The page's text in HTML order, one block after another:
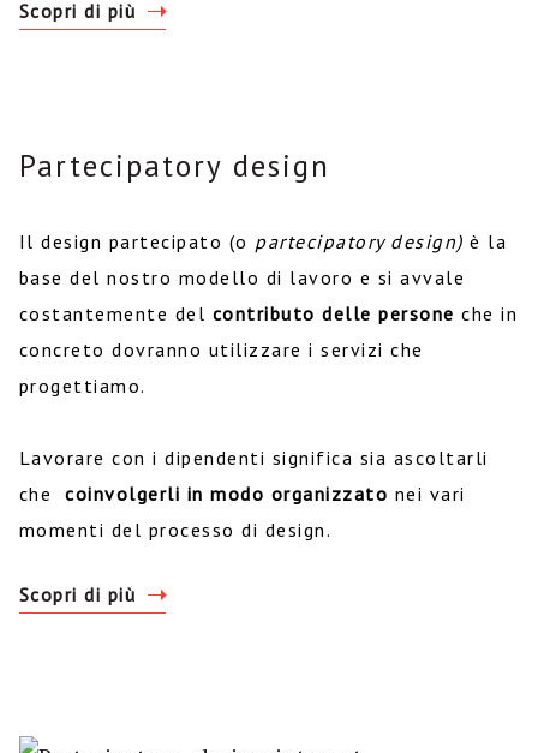
Scopri di più
Partecipatory design
Il design partecipato (o partecipatory design)è la
base del nostro modello di lavoro e si avvale
costantemente del contributo delle persone che in
concreto dovranno utilizzare i servizi che
progettiamo.
Lavorare con i dipendenti significa sia ascoltarli
checoinvolgerli in modo organizzato nei vari
momenti del processo di design.
Scopri di più